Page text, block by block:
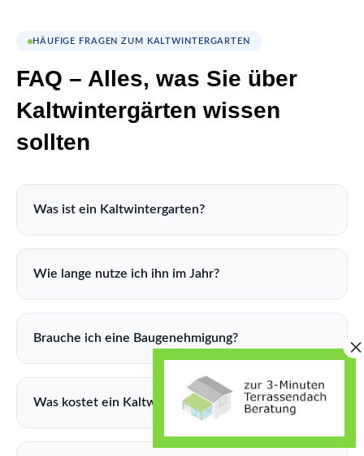
HÄUFIGE FRAGEN ZUM KALTWINTERGARTEN
FAQ – Alles, was Sie über
Kaltwintergärten wissen
sollten
Was ist ein Kaltwintergarten?
Wie lange nutze ich ihn im Jahr?
Brauche ich eine Baugenehmigung?
Was kostet ein Kaltwintergarten?